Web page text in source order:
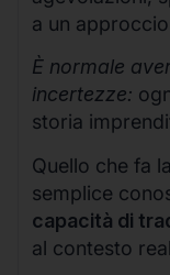
a un
È normale
incertezze:
storia
Quello che fa
semplice
capacità di
al contesto